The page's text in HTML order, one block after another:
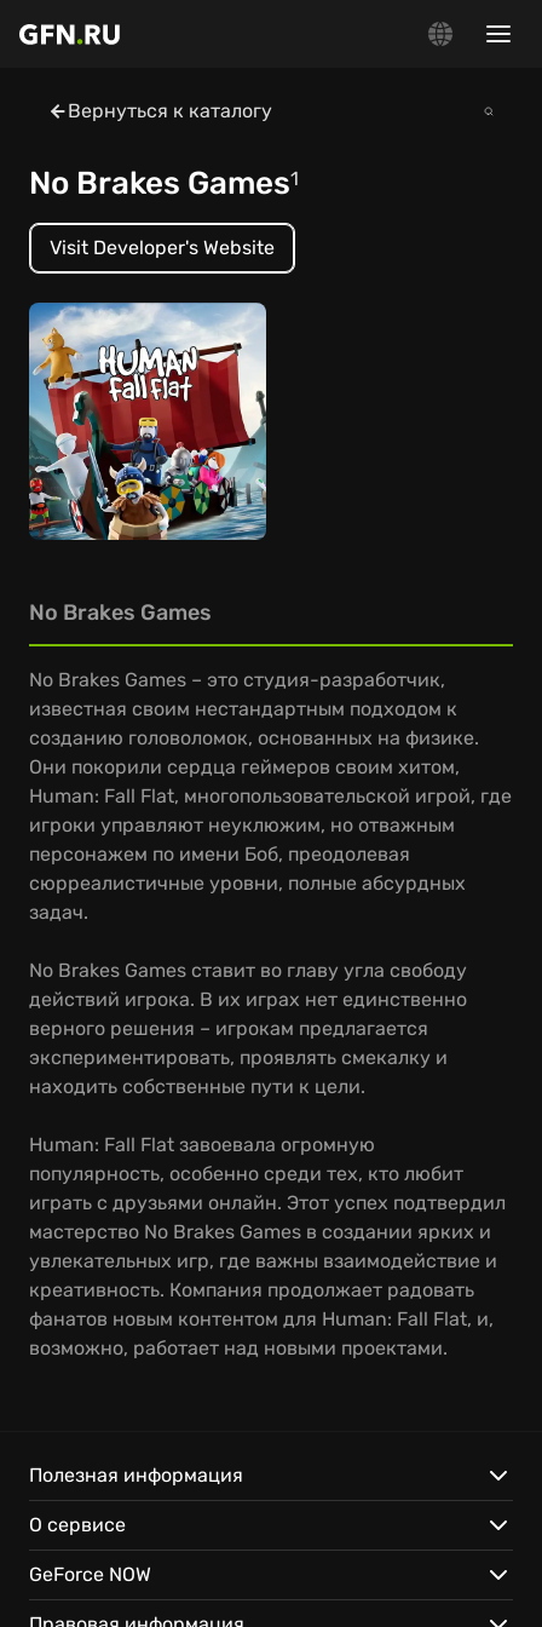
Вернуться к каталогу
No Brakes Games1
Visit Developer's Website
No Brakes Games
No Brakes Games – это студия-разработчик,
известная своим нестандартным подходом к
созданию головоломок, основанных на физике.
Они покорили сердца геймеров своим хитом,
Human: Fall Flat, многопользовательской игрой, где
игроки управляют неуклюжим, но отважным
персонажем по имени Боб, преодолевая
сюрреалистичные уровни, полные абсурдных
задач.
No Brakes Games ставит во главу угла свободу
действий игрока. В их играх нет единственно
верного решения – игрокам предлагается
экспериментировать, проявлять смекалку и
находить собственные пути к цели.
Human: Fall Flat завоевала огромную
популярность, особенно среди тех, кто любит
играть с друзьями онлайн. Этот успех подтвердил
мастерство No Brakes Games в создании ярких и
увлекательных игр, где важны взаимодействие и
креативность. Компания продолжает радовать
фанатов новым контентом для Human: Fall Flat, и,
возможно, работает над новыми проектами.
Полезная информация
О сервисе
GeForce NOW